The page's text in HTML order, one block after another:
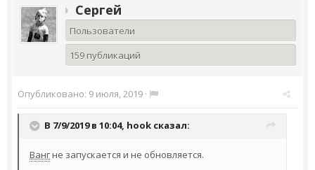
Сергей
Пользователи
159 публикаций
Опубликовано: 9 июля, 2019 ·
В 7/9/2019 в 10:04, hook сказал:
Вангне запускается и не обновляется.